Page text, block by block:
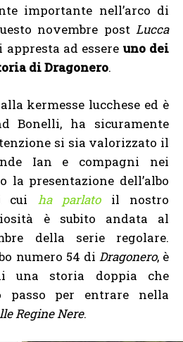
importante nell’arco di
novembre post Lucca
ad essere uno dei
di Dragonero.
kermesse lucchese ed è
Bonelli, ha sicuramente
si sia valorizzato il
Ian e compagni nei
la presentazione dell’albo
ha parlatoil nostro
è subito andata al
della serie regolare.
numero 54 di Dragonero, è
una storia doppia che
passo per entrare nella
Regine Nere.